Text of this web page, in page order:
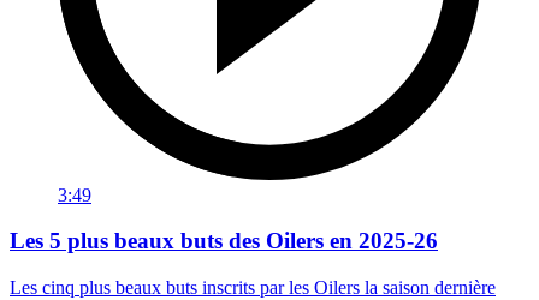
3:49
Les 5 plus beaux buts des Oilers en 2025-26
Les cinq plus beaux buts inscrits par les Oilers la saison dernière